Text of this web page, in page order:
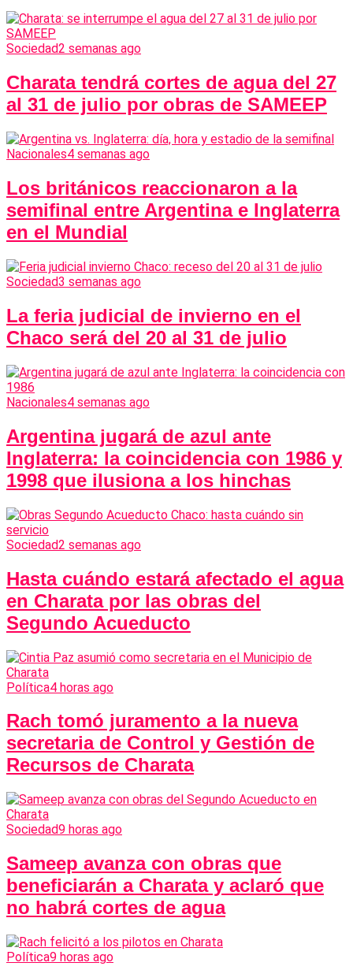
Sociedad2 semanas ago
Charata tendrá cortes de agua del 27
al 31 de julio por obras de SAMEEP
Nacionales4 semanas ago
Los británicos reaccionaron a la
semifinal entre Argentina e Inglaterra
en el Mundial
Sociedad3 semanas ago
La feria judicial de invierno en el
Chaco será del 20 al 31 de julio
Nacionales4 semanas ago
Argentina jugará de azul ante
Inglaterra: la coincidencia con 1986 y
1998 que ilusiona a los hinchas
Sociedad2 semanas ago
Hasta cuándo estará afectado el agua
en Charata por las obras del
Segundo Acueducto
Política4 horas ago
Rach tomó juramento a la nueva
secretaria de Control y Gestión de
Recursos de Charata
Sociedad9 horas ago
Sameep avanza con obras que
beneficiarán a Charata y aclaró que
no habrá cortes de agua
Política9 horas ago